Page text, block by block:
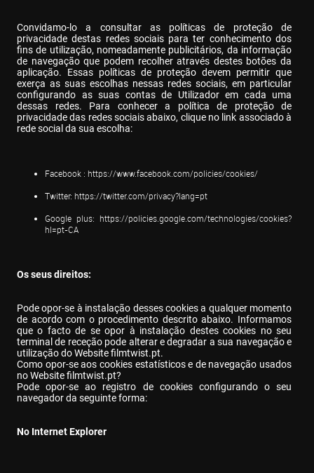
Convidamo-lo a consultar as políticas de proteção de
privacidade destas redes sociais para ter conhecimento dos
fins de utilização, nomeadamente publicitários, da informação
de navegação que podem recolher através destes botões da
aplicação. Essas políticas de proteção devem permitir que
exerça as suas escolhas nessas redes sociais, em particular
configurando as suas contas de Utilizador em cada uma
dessas redes. Para conhecer a política de proteção de
privacidade das redes sociais abaixo, clique no link associado à
rede social da sua escolha:
Facebook : https://www.facebook.com/policies/cookies/
Twitter: https://twitter.com/privacy?lang=pt
Google plus: https://policies.google.com/technologies/cookies?
hl=pt-CA
Os seus direitos:
Pode opor-se à instalação desses cookies a qualquer momento
de acordo com o procedimento descrito abaixo. Informamos
que o facto de se opor à instalação destes cookies no seu
terminal de receção pode alterar e degradar a sua navegação e
utilização do Website filmtwist.pt.
Como opor-se aos cookies estatísticos e de navegação usados
no Website filmtwist.pt?
Pode opor-se ao registro de cookies configurando o seu
navegador da seguinte forma:
No Internet Explorer